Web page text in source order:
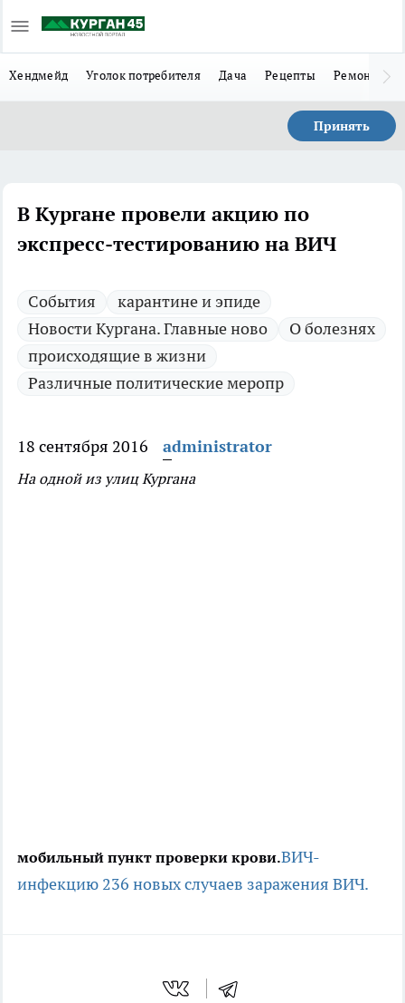
Хендмейд Уголок потребителя Дача Рецепты Ремонт
Принять
В Кургане провели акцию по
экспресс-тестированию на ВИЧ
Cобытия
карантине и эпиде
Новости Кургана. Главные ново
О болезнях
происходящие в жизни
Различные политические меропр
18 сентября 2016 administrator
На одной из улиц Кургана
мобильный пункт проверки крови.ВИЧ-
инфекцию 236 новых случаев заражения ВИЧ.